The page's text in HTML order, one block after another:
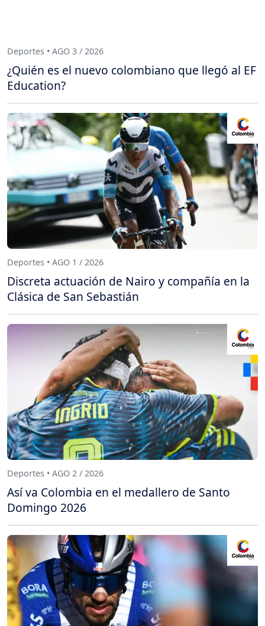
Deportes • AGO 3 / 2026
¿Quién es el nuevo colombiano que llegó al EF
Education?
Deportes • AGO 1 / 2026
Discreta actuación de Nairo y compañía en la
Clásica de San Sebastián
Deportes • AGO 2 / 2026
Así va Colombia en el medallero de Santo
Domingo 2026